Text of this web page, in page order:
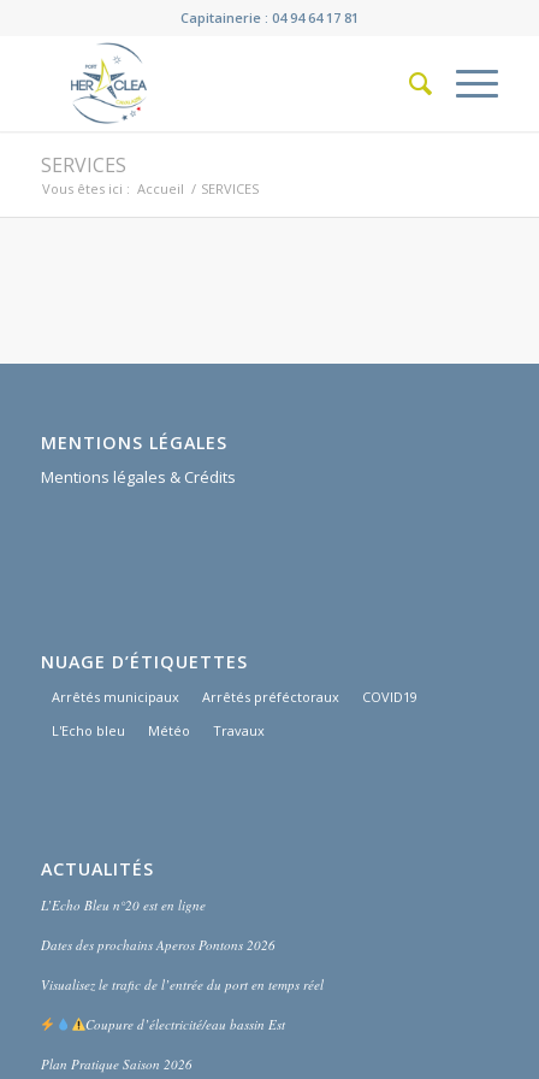
Capitainerie : 04 94 64 17 81
SERVICES
Vous êtes ici : Accueil / SERVICES
MENTIONS LÉGALES
Mentions légales & Crédits
NUAGE D’ÉTIQUETTES
Arrêtés municipaux Arrêtés préféctoraux
COVID19
L'Echo bleu
Météo Travaux
ACTUALITÉS
L’Echo Bleu n°20 est en ligne
Dates des prochains Aperos Pontons 2026
Visualisez le trafic de l’entrée du port en temps réel
Coupure d’électricité/eau bassin Est
Plan Pratique Saison 2026